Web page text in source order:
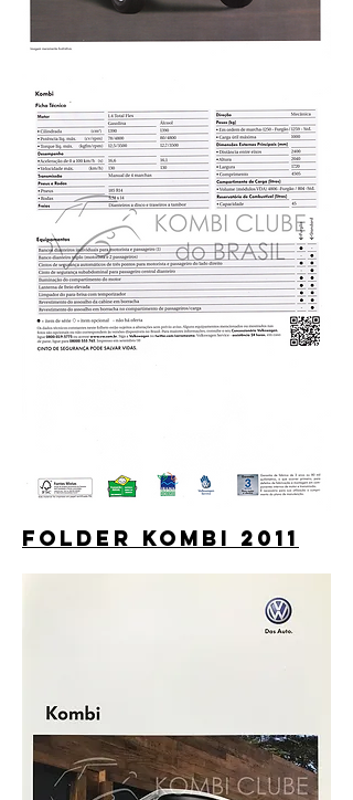
folder kombi 2011